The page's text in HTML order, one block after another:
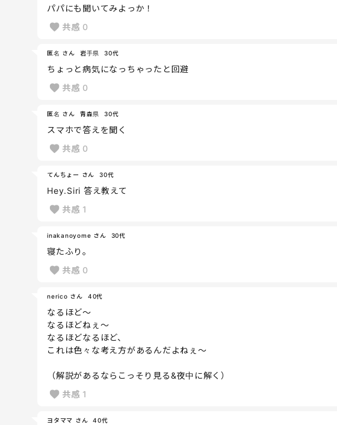
パパにも聞いてみよっか！
共感 0
匿名 さん 岩手県 30代
ちょっと病気になっちゃったと回避
共感 0
匿名 さん 青森県 30代
スマホで答えを聞く
共感 0
てんちょー さん 30代
Hey.Siri 答え教えて
共感 1
inakanoyome さん 30代
寝たふり。
共感 0
nerico さん 40代
なるほど〜
なるほどねぇ〜
なるほどなるほど、
これは色々な考え方があるんだよねぇ〜
（解説があるならこっそり見る&夜中に解く）
共感 1
ヨタママ さん 40代